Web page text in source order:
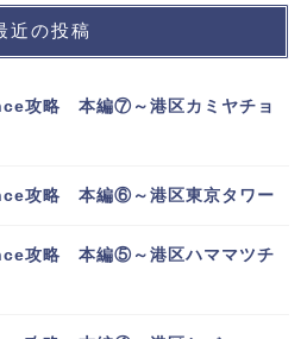
近の投稿
攻略 本編⑦～港区カミヤチョ
攻略 本編⑥～港区東京タワー
攻略 本編⑤～港区ハママツチ